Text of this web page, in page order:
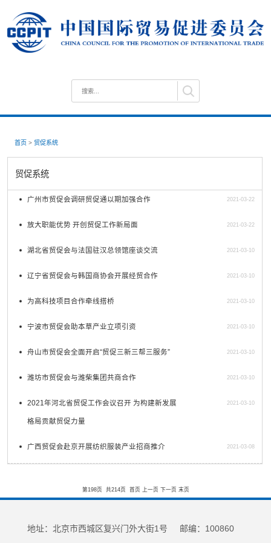
首页 > 贸促系统
贸促系统
广州市贸促会调研贸促通以期加强合作 2021-03-22
放大职能优势 开创贸促工作新局面 2021-03-22
湖北省贸促会与法国驻汉总领馆座谈交流 2021-03-10
辽宁省贸促会与韩国商协会开展经贸合作 2021-03-10
为高科技项目合作牵线搭桥 2021-03-10
宁波市贸促会助本草产业立项引资 2021-03-10
舟山市贸促会全面开启“贸促三新三帮三服务” 2021-03-10
潍坊市贸促会与潍柴集团共商合作 2021-03-10
2021年河北省贸促工作会议召开 为构建新发展
格局贡献贸促力量
2021-03-10
广西贸促会赴京开展纺织服装产业招商推介 2021-03-08
第198页 共214页 首页 上一页 下一页 末页
地址：北京市西城区复兴门外大街1号 邮编：100860